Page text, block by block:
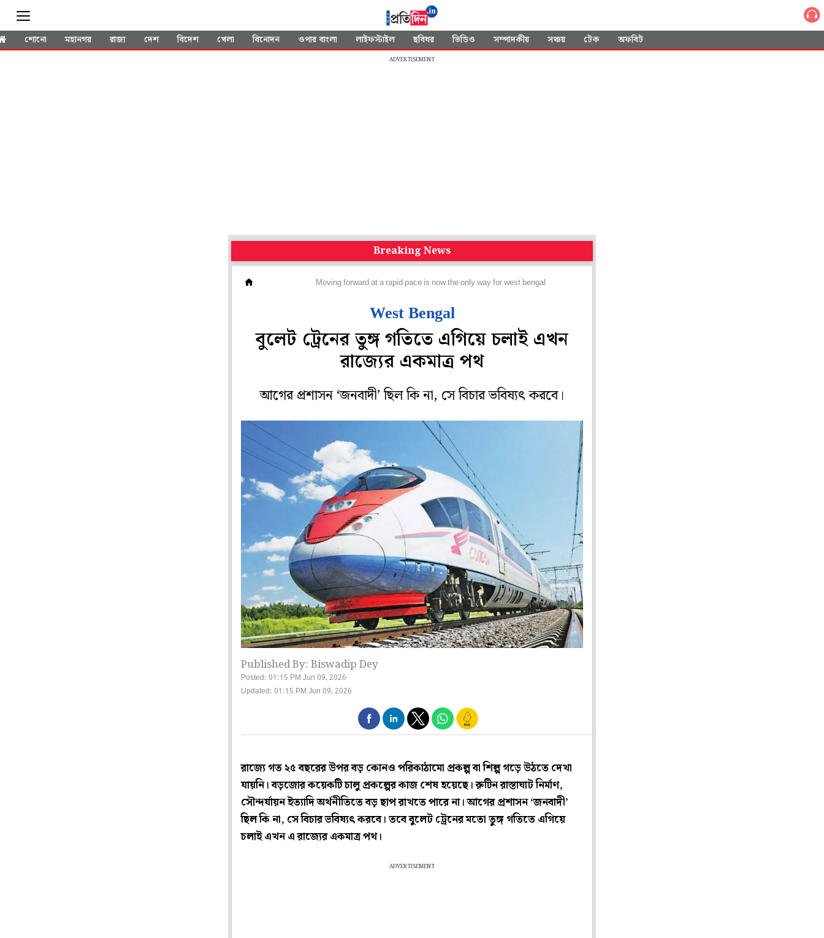
শোনো মহানগর রাজ্য দেশ বিদেশ খেলা বিনোদন ওপার বাংলা লাইফস্টাইল ছবিঘর ভিডিও সম্পাদকীয় সঞ্চয় টেক অফবিট
ADVERTISEMENT
Breaking News
Moving forward at a rapid pace is now the only way for west bengal
West Bengal
বুলেট ট্রেনের তুঙ্গ গতিতে এগিয়ে চলাই এখন
রাজ্যের একমাত্র পথ
আগের প্রশাসন ‘জনবাদী’ ছিল কি না, সে বিচার ভবিষ্যৎ করবে।
Published By: Biswadip Dey
Posted: 01:15 PM Jun 09, 2026
Updated: 01:15 PM Jun 09, 2026
রাজ্যে গত ২৫ বছরের উপর বড় কোনও পরিকাঠামো প্রকল্প বা শিল্প গড়ে উঠতে দেখা
যায়নি। বড়জোর কয়েকটি চালু প্রকল্পের কাজ শেষ হয়েছে। রুটিন রাস্তাঘাট নির্মাণ,
সৌন্দর্যায়ন ইত‌্যাদি অর্থনীতিতে বড় ছাপ রাখতে পারে না। আগের প্রশাসন ‘জনবাদী’
ছিল কি না, সে বিচার ভবিষ্যৎ করবে। তবে বুলেট ট্রেনের মতো তুঙ্গ গতিতে এগিয়ে
চলাই এখন এ রাজ্যের একমাত্র পথ।
ADVERTISEMENT